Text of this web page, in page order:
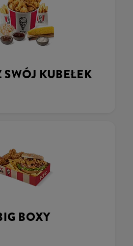
SWÓJ KUBEŁEK
BOXY